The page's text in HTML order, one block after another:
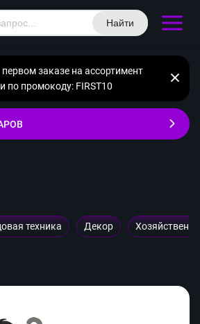
Найти
заказе на ассортимент
по промокоду: FIRST10
техника Декор